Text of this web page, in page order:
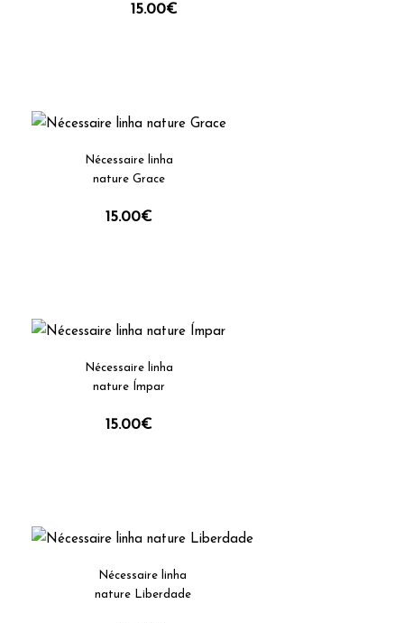
15.00€
Nécessaire linha
nature Grace
15.00€
Nécessaire linha
nature Ímpar
15.00€
Nécessaire linha
nature Liberdade